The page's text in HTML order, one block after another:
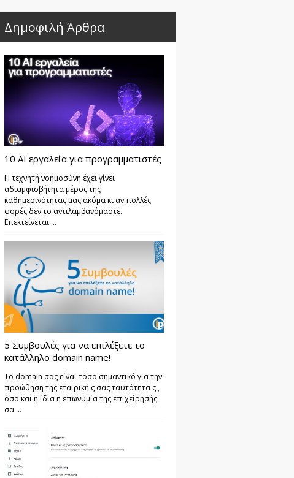
Δημοφιλή Άρθρα
10 AI εργαλεία για προγραμματιστές
Η τεχνητή νοημοσύνη έχει γίνει
αδιαμφισβήτητα μέρος της
καθημερινότητας μας ακόμα κι αν πολλές
φορές δεν το αντιλαμβανόμαστε.
Επεκτείνεται ...
5 Συμβουλές για να επιλέξετε το
κατάλληλο domain name!
Το domain σας είναι τόσο σημαντικό για την
προώθηση της εταιρική ς σας ταυτότητα ς ,
όσο και η ίδια η επωνυμία της επιχείρησής
σα ...